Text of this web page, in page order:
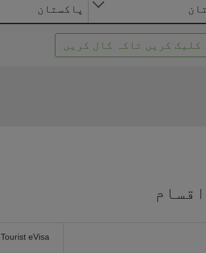
پاکستان
کلیک کریں تاکہ کال کریں
Tourist eVisa